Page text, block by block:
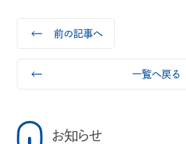
前の記事へ
一覧へ戻る
お知らせ